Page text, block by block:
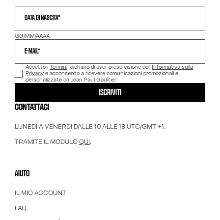
DATA DI NASCITA*
GG/MM/AAAA
E-MAIL*
Accetto i Termini, dichiaro di aver preso visione dell'Informativa sulla
Privacy e acconsento a ricevere comunicazioni promozionali e
personalizzate da Jean Paul Gaultier.
ISCRIVITI
CONTATTACI
LUNEDÌ A VENERDÌ DALLE 10 ALLE 18 UTC/GMT +1.
TRAMITE IL MODULOQUI.
AIUTO
IL MIO ACCOUNT
FAQ